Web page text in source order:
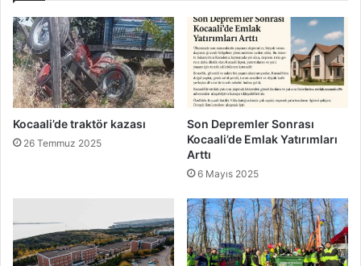
Kocaali’de traktör kazası
26 Temmuz 2025
Son Depremler Sonrası
Kocaali’de Emlak Yatırımları
Arttı
6 Mayıs 2025